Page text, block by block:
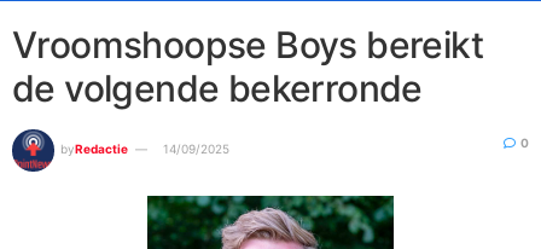
Vroomshoopse Boys bereikt
de volgende bekerronde
byRedactie 14/09/2025 0